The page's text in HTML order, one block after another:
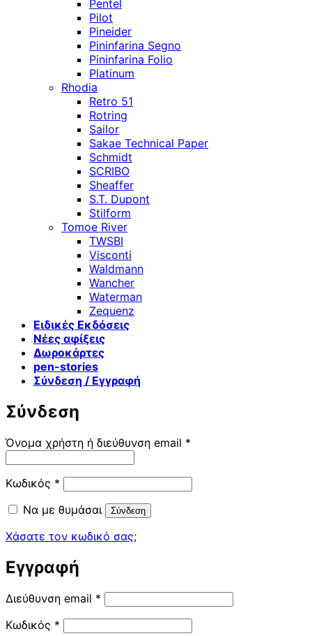
Pentel
Pilot
Pineider
Pininfarina Segno
Pininfarina Folio
Platinum
Rhodia
Retro 51
Rotring
Sailor
Sakae Technical Paper
Schmidt
SCRIBO
Sheaffer
S.T. Dupont
Stilform
Tomoe River
TWSBI
Visconti
Waldmann
Wancher
Waterman
Zequenz
Ειδικές Εκδόσεις
Νέες αφίξεις
Δωροκάρτες
pen-stories
Σύνδεση / Εγγραφή
Σύνδεση
Όνομα χρήστη ή διεύθυνση email *
Κωδικός * Απαιτείται
Να με θυμάσαι
Σύνδεση
Χάσατε τον κωδικό σας;
Εγγραφή
Διεύθυνση email * Απαιτείται
Κωδικός * Απαιτείται